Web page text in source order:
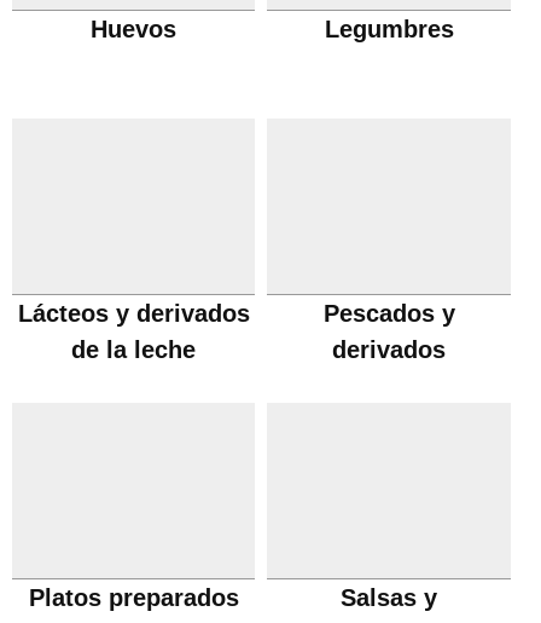
Huevos Legumbres
Lácteos y derivados
de la leche
Pescados y
derivados
Platos preparados
Salsas y